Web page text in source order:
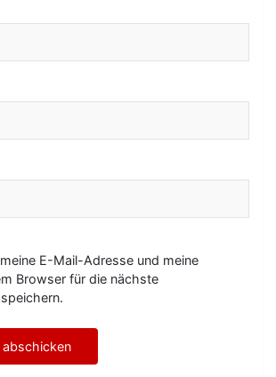
E-Mail-Adresse und meine
Browser für die nächste